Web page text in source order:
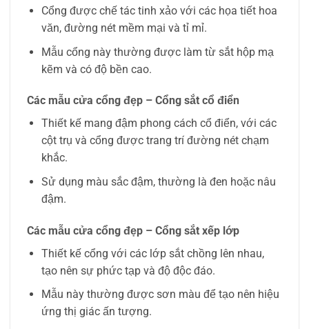
Cổng được chế tác tinh xảo với các họa tiết hoa
văn, đường nét mềm mại và tỉ mỉ.
Mẫu cổng này thường được làm từ sắt hộp mạ
kẽm và có độ bền cao.
Các mẫu cửa cổng đẹp – Cổng sắt cổ điển
Thiết kế mang đậm phong cách cổ điển, với các
cột trụ và cổng được trang trí đường nét chạm
khắc.
Sử dụng màu sắc đậm, thường là đen hoặc nâu
đậm.
Các mẫu cửa cổng đẹp – Cổng sắt xếp lớp
Thiết kế cổng với các lớp sắt chồng lên nhau,
tạo nên sự phức tạp và độ độc đáo.
Mẫu này thường được sơn màu để tạo nên hiệu
ứng thị giác ấn tượng.